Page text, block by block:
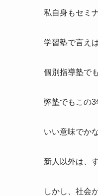
私自身もセミ
学習塾で言え
個別指導塾で
弊塾でもこの3
いい意味でか
新人以外は、
しかし、社会